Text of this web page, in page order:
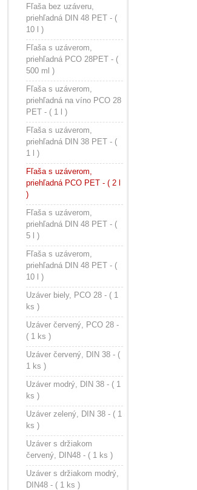
Fľaša bez uzáveru,
priehľadná DIN 48 PET - (
10 l )
Fľaša s uzáverom,
priehľadná PCO 28PET - (
500 ml )
Fľaša s uzáverom,
priehľadná na víno PCO 28
PET - ( 1 l )
Fľaša s uzáverom,
priehľadná DIN 38 PET - (
1 l )
Fľaša s uzáverom,
priehľadná PCO PET - ( 2 l
)
Fľaša s uzáverom,
priehľadná DIN 48 PET - (
5 l )
Fľaša s uzáverom,
priehľadná DIN 48 PET - (
10 l )
Uzáver biely, PCO 28 - ( 1
ks )
Uzáver červený, PCO 28 -
( 1 ks )
Uzáver červený, DIN 38 - (
1 ks )
Uzáver modrý, DIN 38 - ( 1
ks )
Uzáver zelený, DIN 38 - ( 1
ks )
Uzáver s držiakom
červený, DIN48 - ( 1 ks )
Uzáver s držiakom modrý,
DIN48 - ( 1 ks )